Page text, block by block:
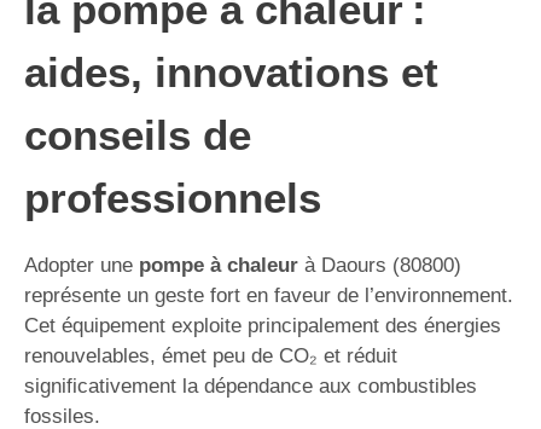
aides, innovations et
conseils de
professionnels
Adopter une pompe à chaleur à Daours (80800)
représente un geste fort en faveur de l’environnement.
Cet équipement exploite principalement des énergies
renouvelables, émet peu de CO₂ et réduit
significativement la dépendance aux combustibles
fossiles.